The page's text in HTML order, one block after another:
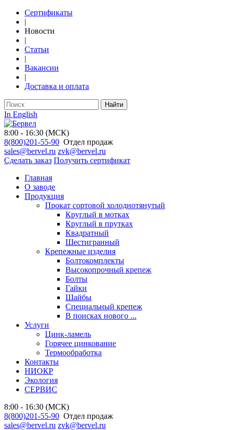
Сертификаты
|
Новости
|
Статьи
|
Вакансии
|
Доставка и оплата
Найти
In English
8:00 - 16:30 (МСК)
8(800)201-55-90 Отдел продаж
sales@bervel.ru zvk@bervel.ru
Сделать заказ Получить сертификат
Главная
О заводе
Продукция
Прокат сортовой холоднотянутый
Круглый в мотках
Круглый в прутках
Квадратный
Шестигранный
Крепежные изделия
Болтокомплекты
Высокопрочный крепеж
Болты
Гайки
Шайбы
Специальный крепеж
В поисках нового ...
Услуги
Цинк-ламель
Горячее цинкование
Термообработка
Контакты
НИОКР
Экология
СЕРВИС
8:00 - 16:30 (МСК)
8(800)201-55-90 Отдел продаж
sales@bervel.ru zvk@bervel.ru